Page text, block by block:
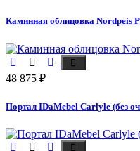
Каминная облицовка Nordpeis
48 875 ₽
Портал IDaMebel Carlyle (без